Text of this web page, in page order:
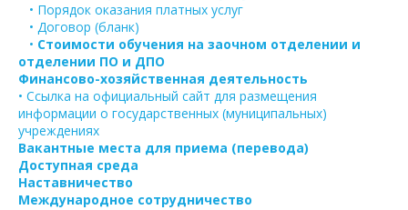
• Порядок оказания платных услуг
• Договор (бланк)
• Стоимости обучения на заочном отделении и
отделении ПО и ДПО
Финансово-хозяйственная деятельность
• Ссылка на официальный сайт для размещения
информации о государственных (муниципальных)
учреждениях
Вакантные места для приема (перевода)
Доступная среда
Наставничество
Международное сотрудничество